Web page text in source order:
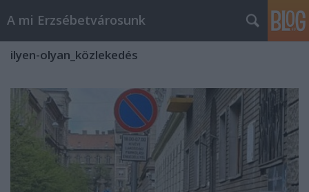
A mi Erzsébetvárosunk
ilyen-olyan_közlekedés